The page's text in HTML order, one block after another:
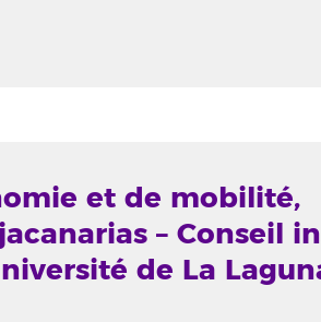
et de mobilité,
– Conseil
de La